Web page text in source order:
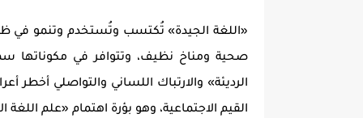
«اللغة الجيدة» تُكتسب وتُستخدم وتنمو في
الرديئة» والارتباك اللساني والتواصلي
القيم الاجتماعية، وهو بؤرة اهتمام «علم